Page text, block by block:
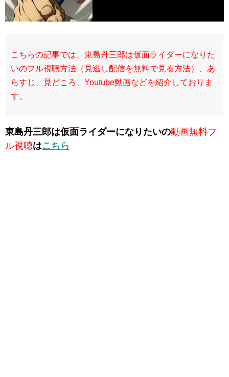
こちらの記事では、東島丹三郎は仮面ライダーになりた
いのフル視聴方法（見逃し配信を無料で見る方法）、あ
らすじ、見どころ、Youtube動画などを紹介しておりま
す。
東島丹三郎は仮面ライダーになりたいの動画無料フ
ル視聴はこちら